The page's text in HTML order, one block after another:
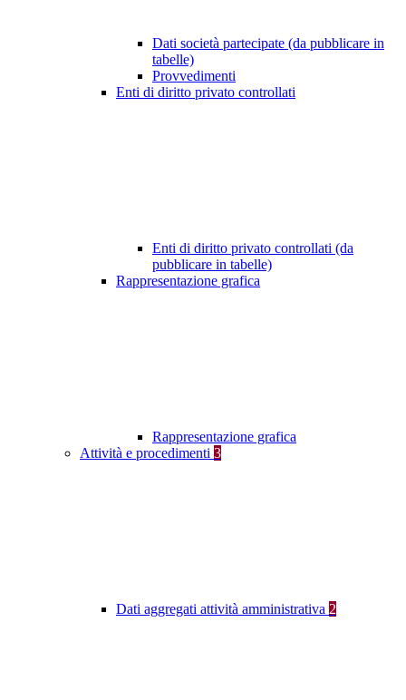
Dati società partecipate (da pubblicare in
tabelle)
Provvedimenti
Enti di diritto privato controllati
Enti di diritto privato controllati (da
pubblicare in tabelle)
Rappresentazione grafica
Rappresentazione grafica
Attività e procedimenti 3
Dati aggregati attività amministrativa 2